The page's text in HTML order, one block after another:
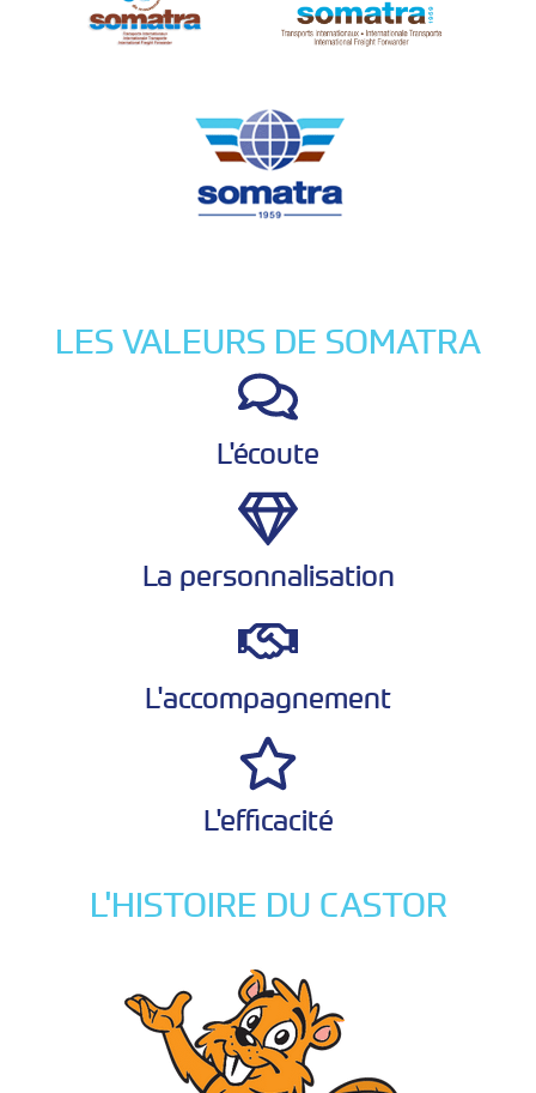
LES VALEURS DE SOMATRA
L'écoute
La personnalisation
L'accompagnement
L'efficacité
L'HISTOIRE DU CASTOR